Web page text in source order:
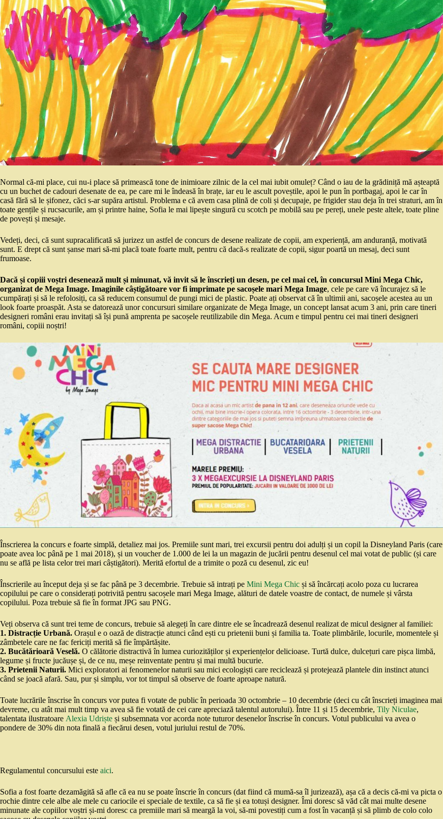
Normal că-mi place, cui nu-i place să primească tone de inimioare zilnic de la cel mai iubit omuleț? Când o iau de la grădiniță mă așteaptă
cu un buchet de cadouri desenate de ea, pe care mi le îndeasă în brațe, iar eu le ascult poveștile, apoi le pun în portbagaj, apoi le car în
casă fără să le șifonez, căci s-ar supăra artistul. Problema e că avem casa plină de coli și decupaje, pe frigider stau deja în trei straturi, am în
toate gențile și rucsacurile, am și printre haine, Sofia le mai lipește singură cu scotch pe mobilă sau pe pereți, unele peste altele, toate pline
de povești și mesaje.
Vedeți, deci, că sunt supracalificată să jurizez un astfel de concurs de desene realizate de copii, am experiență, am anduranță, motivată
sunt. E drept că sunt șanse mari să-mi placă toate foarte mult, pentru că dacă-s realizate de copii, sigur poartă un mesaj, deci sunt
frumoase.
Dacă și copiii voștri desenează mult și minunat, vă invit să le înscrieți un desen, pe cel mai cel, în concursul Mini Mega Chic,
organizat de Mega Image. Imaginile câștigătoare vor fi imprimate pe sacoșele mari Mega Image, cele pe care vă încurajez să le
cumpărați și să le refolosiți, ca să reducem consumul de pungi mici de plastic. Poate ați observat că în ultimii ani, sacoșele acestea au un
look foarte proaspăt. Asta se datorează unor concursuri similare organizate de Mega Image, un concept lansat acum 3 ani, prin care tineri
designeri români erau invitați să își pună amprenta pe sacoșele reutilizabile din Mega. Acum e timpul pentru cei mai tineri designeri
români, copiii noștri!
Înscrierea la concurs e foarte simplă, detaliez mai jos. Premiile sunt mari, trei excursii pentru doi adulți și un copil la Disneyland Paris (care
poate avea loc până pe 1 mai 2018), și un voucher de 1.000 de lei la un magazin de jucării pentru desenul cel mai votat de public (și care
nu se află pe lista celor trei mari câștigători). Merită efortul de a trimite o poză cu desenul, zic eu!
Înscrierile au început deja și se fac până pe 3 decembrie. Trebuie să intrați pe Mini Mega Chic și să încărcați acolo poza cu lucrarea
copilului pe care o considerați potrivită pentru sacoșele mari Mega Image, alături de datele voastre de contact, de numele și vârsta
copilului. Poza trebuie să fie în format JPG sau PNG.
Veți observa că sunt trei teme de concurs, trebuie să alegeți în care dintre ele se încadrează desenul realizat de micul designer al familiei:
1. Distracție Urbană. Orașul e o oază de distracție atunci când ești cu prietenii buni și familia ta. Toate plimbările, locurile, momentele și
zâmbetele care ne fac fericiți merită să fie împărtășite.
2. Bucătărioară Veselă. O călătorie distractivă în lumea curiozităților și experiențelor delicioase. Turtă dulce, dulcețuri care pișca limbă,
legume și fructe jucăușe și, de ce nu, meșe reinventate pentru și mai multă bucurie.
3. Prietenii Naturii. Mici exploratori ai fenomenelor naturii sau mici ecologiști care reciclează și protejează plantele din instinct atunci
când se joacă afară. Sau, pur și simplu, vor tot timpul să observe de foarte aproape natură.
Toate lucrările înscrise în concurs vor putea fi votate de public în perioada 30 octombrie – 10 decembrie (deci cu cât înscrieți imaginea mai
devreme, cu atât mai mult timp va avea să fie votată de cei care apreciază talentul autorului). Între 11 și 15 decembrie, Tily Niculae,
talentata ilustratoare Alexia Udriște și subsemnata vor acorda note tuturor desenelor înscrise în concurs. Votul publicului va avea o
pondere de 30% din nota finală a fiecărui desen, votul juriului restul de 70%.
Regulamentul concursului este aici.
Sofia a fost foarte dezamăgită să afle că ea nu se poate înscrie în concurs (dat fiind că mumă-sa îl jurizează), așa că a decis că-mi va picta o
rochie dintre cele albe ale mele cu cariocile ei speciale de textile, ca să fie și ea totuși designer. Îmi doresc să văd cât mai multe desene
minunate ale copiilor voștri și-mi doresc ca premiile mari să meargă la voi, să-mi povestiți cum a fost în vacanță și să plimb de colo colo